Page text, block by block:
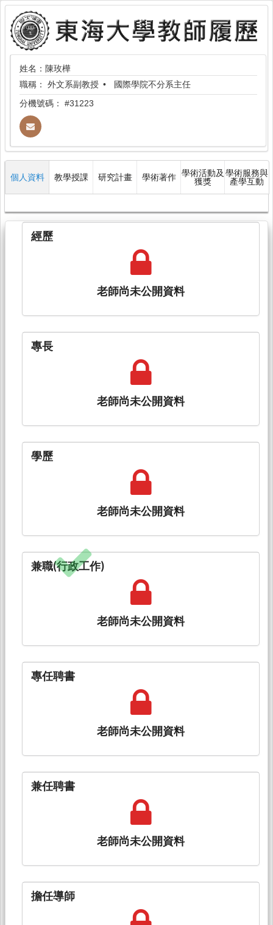
姓名：陳玫樺
職稱： 外文系副教授
國際學院不分系主任
分機號碼： #31223
個人資料 教學授課 研究計畫 學術著作 學術活動及
獲獎
學術服務與
產學互動
經歷
老師尚未公開資料
專長
老師尚未公開資料
學歷
老師尚未公開資料
兼職(行政工作)
老師尚未公開資料
專任聘書
老師尚未公開資料
兼任聘書
老師尚未公開資料
擔任導師